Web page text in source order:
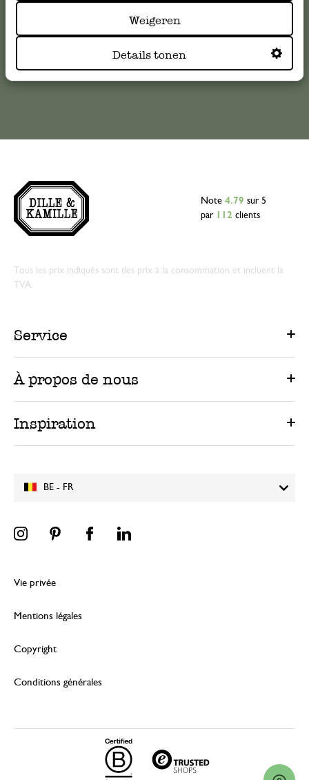
Weigeren
Details tonen
serviceclientele@dille-kamille.com
Service client en ligne
BE - FR
Note 4.79 sur 5
par
112 clients
Tous les prix indiqués sont des prix à la consommation et incluent la
TVA.
Service
À propos de nous
Inspiration
Vie privée
Mentions légales
Copyright
Conditions générales